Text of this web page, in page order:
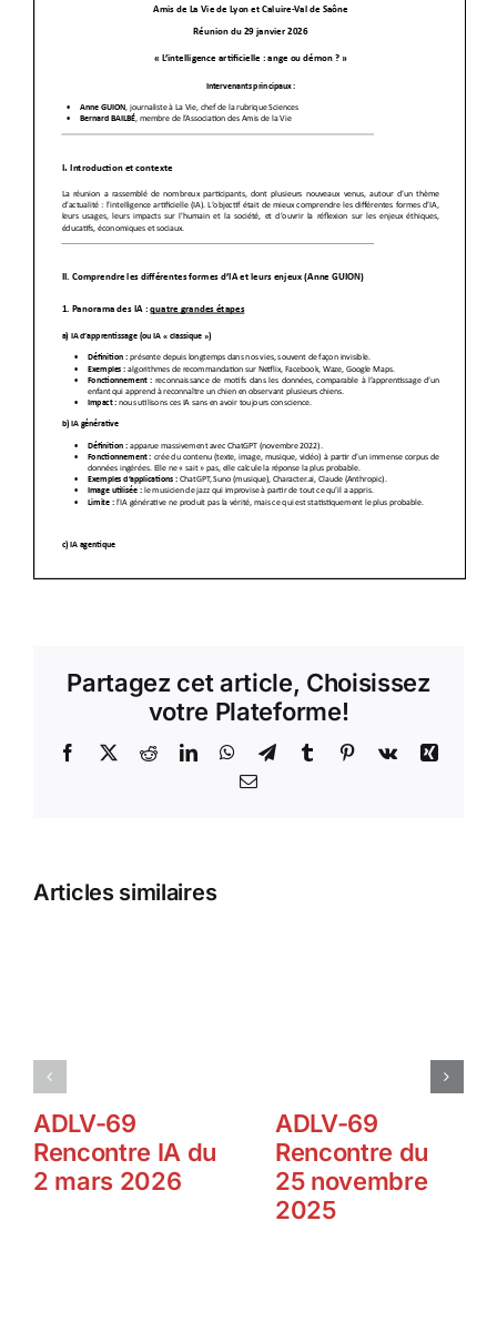
Partagez cet article, Choisissez
votre Plateforme!
Facebook
X RedditLinkedInWhatsApp
TelegramTumblr Pinterest
Vk
Xing
Email
Articles similaires
ADLV-69
Rencontre IA du
2 mars 2026
ADLV-69
Rencontre du
25 novembre
2025